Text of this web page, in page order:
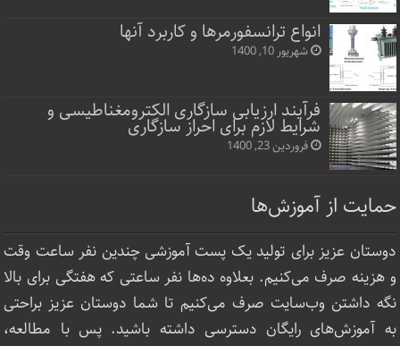
انواع ترانسفورمرها و کاربرد آنها
شهریور 10, 1400
فرآیند ارزیابی سازگاری الکترومغناطیسی و
شرایط لازم برای احراز سازگاری
فروردین 23, 1400
حمایت از آموزش‌ها
دوستان عزیز برای تولید یک پست آموزشی چندین نفر ساعت‌ وقت
و هزینه صرف می‌کنیم. بعلاوه ده‌ها نفر ساعتی که هفتگی برای بالا
نگه داشتن وب‌سایت صرف ‌می‌کنیم تا شما دوستان عزیز براحتی
به آموزش‌های رایگان دسترسی داشته باشید. پس با مطالعه،